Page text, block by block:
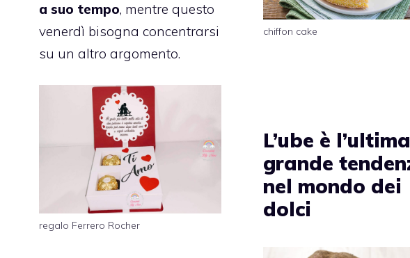
chiffon cake
a suo tempo, mentre questo
venerdì bisogna concentrarsi
su un altro argomento.
regalo Ferrero Rocher
L’ube è
grande
nel mondo dei
dolci